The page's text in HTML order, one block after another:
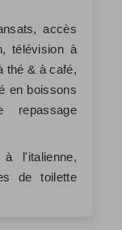
accès
télévision à
thé & à café,
en boissons
repassage
l'italienne,
de toilette